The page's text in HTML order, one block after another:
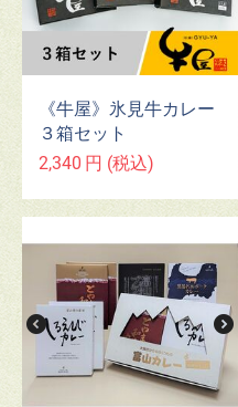
《牛屋》氷見牛カレー
３箱セット
2,340 円 (税込)